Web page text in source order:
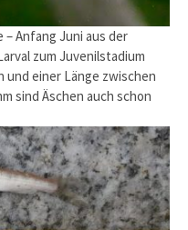
Anfang Juni aus der
zum Juvenilstadium
und einer Länge zwischen
sind Äschen auch schon